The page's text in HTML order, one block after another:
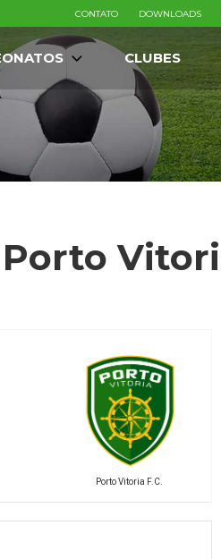
CONTATO DOWNLOADS
CLUBES
Porto
Porto Vitoria F.C.